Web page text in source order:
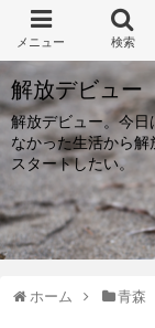
解放デビュー
解放デビュー。今
なかった生活から
スタートしたい。
ホーム 青森